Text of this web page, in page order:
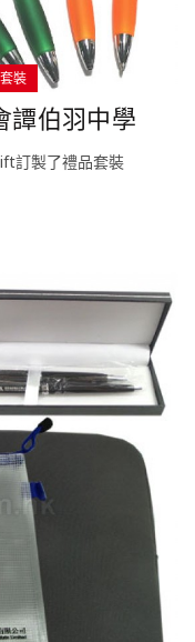
裝
譚伯羽中學
訂製了禮品套裝